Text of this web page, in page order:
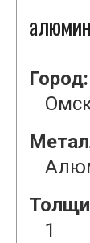
Город:
1